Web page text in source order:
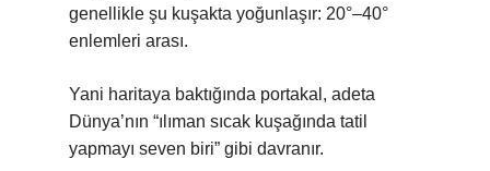
genellikle şu kuşakta yoğunlaşır: 20°–40°
enlemleri arası.
Yani haritaya baktığında portakal, adeta
Dünya’nın “ılıman sıcak kuşağında tatil
yapmayı seven biri” gibi davranır.